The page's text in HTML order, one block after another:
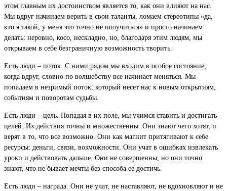
этом главным их достоинством является то, как они влияют на нас.
Мы вдруг начинаем верить в свои таланты, ломаем стереотипы «да,
кто я такой, у меня это точно не получиться» и просто начинаем
делать: неровно, косо, нескладно, но, благодаря этим людям, мы
открываем в себе безграничную возможность творить.
Есть люди – поток. С ними рядом мы входим в особое состояние,
когда вдруг, словно по волшебству все начинает меняться. Мы
попадаем в незримый поток, который несет нас к новым открытиям,
событиям и поворотам судьбы.
Есть люди – цель. Попадая в их поле, мы учимся ставить и достигать
целей. Их действия точны и множественны. Они знают чего хотят, и
верят в то, что все возможно. Они как магнит притягивают к себе
ресурсы: деньги, связи, возможности. Они учат в ошибках извлекать
уроки и действовать дальше. Они не совершенны, но они точно
знают, что не бывает мечты без способа ее достичь.
Есть люди – награда. Они не учат, не наставляют, не вдохновляют и не